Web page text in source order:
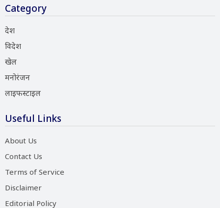
Category
देश
विदेश
खेल
मनोरंजन
लाइफस्टाइल
Useful Links
About Us
Contact Us
Terms of Service
Disclaimer
Editorial Policy